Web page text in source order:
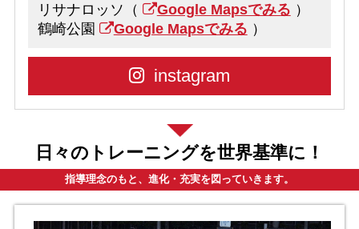
リサナロッソ（
Google Mapsでみる ）
鶴崎公園
Google Mapsでみる ）
instagram
日々のトレーニングを世界基準に！
指導理念のもと、進化・充実を図っていきます。